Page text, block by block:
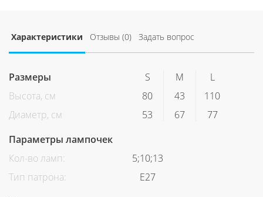
Характеристики Отзывы (0) Задать вопрос
Размеры S M
L
Высота, см
80 43
110
Диаметр, см
53 67
77
Параметры лампочек
Кол-во ламп:
5;10;13
Тип патрона:
Е27